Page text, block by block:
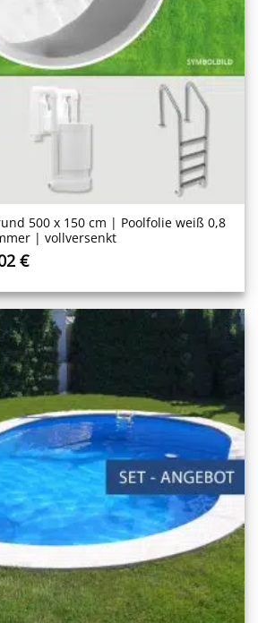
500 x 150 cm | Poolfolie weiß 0,8
| vollversenkt
€
€Aktueller
ist:
2.584,02 €.